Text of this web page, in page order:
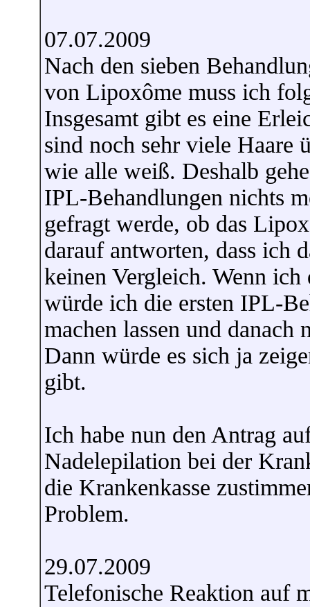
07.07.2009
Nach den sieben
von Lipoxôme muss ich
Insgesamt gibt es eine
sind noch sehr viele Haare
wie alle weiß. Deshalb
IPL-Behandlungen nichts
gefragt werde, ob das
darauf antworten, dass ich
keinen Vergleich. Wenn ich
würde ich die ersten IPL-
machen lassen und
Dann würde es sich ja
gibt.
Ich habe nun den Antrag
Nadelepilation bei der
die Krankenkasse
Problem.
29.07.2009
Telefonische Reaktion auf